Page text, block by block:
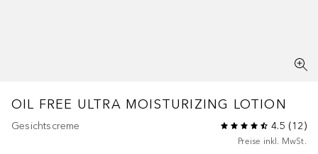
OIL FREE ULTRA MOISTURIZING LOTION
Gesichtscreme 4.5 (12)
Preise inkl. MwSt.